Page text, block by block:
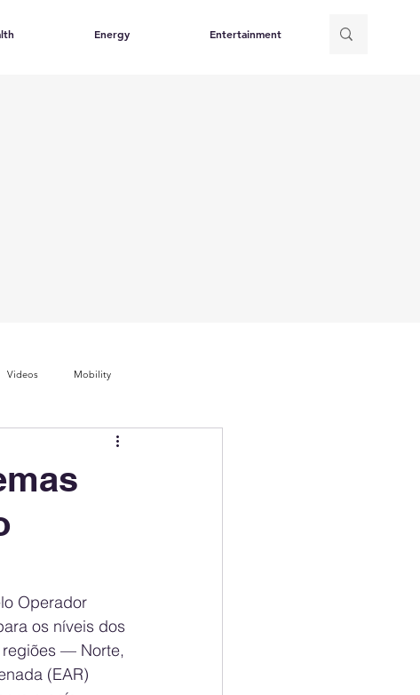
Energy Entertainment
Videos Mobility
Electric Mobility Ranking
Choice
Operador
os níveis dos
regiões — Norte,
(EAR)